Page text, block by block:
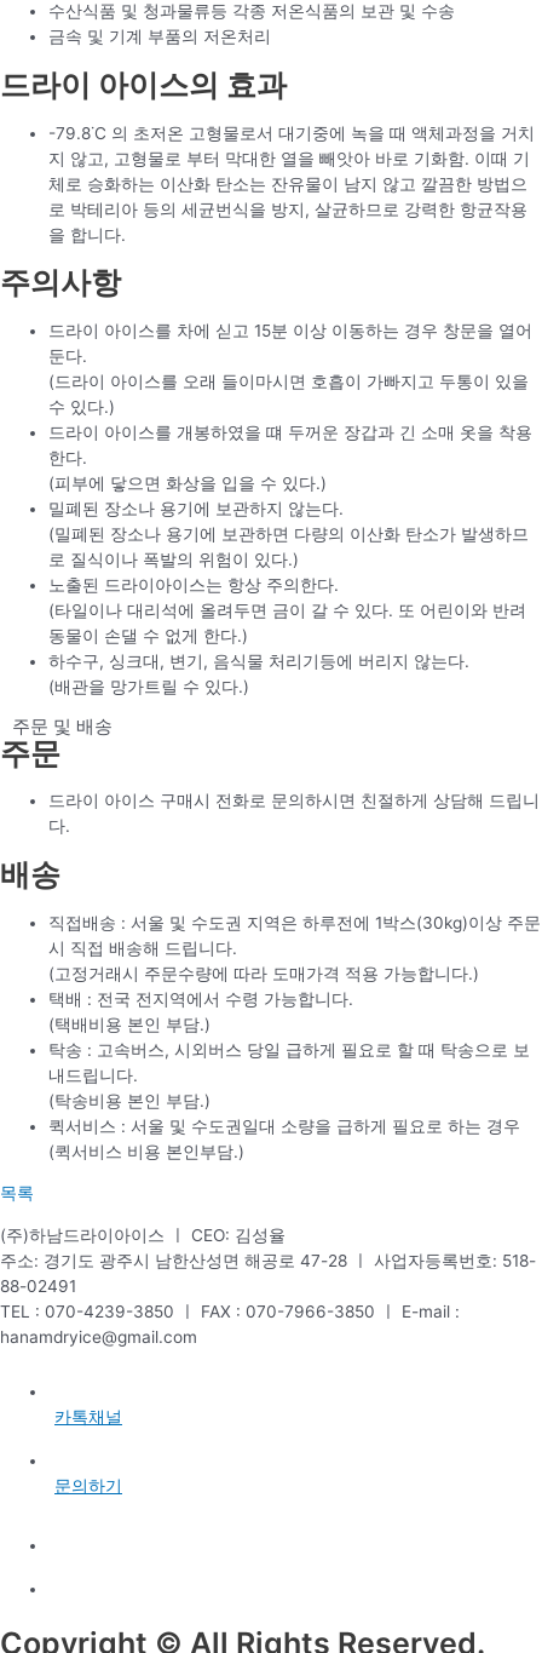
수산식품 및 청과물류등 각종 저온식품의 보관 및 수송
금속 및 기계 부품의 저온처리
드라이 아이스의 효과
-79.8˙C 의 초저온 고형물로서 대기중에 녹을 때 액체과정을 거치
지 않고, 고형물로 부터 막대한 열을 빼앗아 바로 기화함. 이때 기
체로 승화하는 이산화 탄소는 잔유물이 남지 않고 깔끔한 방법으
로 박테리아 등의 세균번식을 방지, 살균하므로 강력한 항균작용
을 합니다.
주의사항
드라이 아이스를 차에 싣고 15분 이상 이동하는 경우 창문을 열어
둔다.
(드라이 아이스를 오래 들이마시면 호흡이 가빠지고 두통이 있을
수 있다.)
드라이 아이스를 개봉하였을 떄 두꺼운 장갑과 긴 소매 옷을 착용
한다.
(피부에 닿으면 화상을 입을 수 있다.)
밀폐된 장소나 용기에 보관하지 않는다.
(밀폐된 장소나 용기에 보관하면 다량의 이산화 탄소가 발생하므
로 질식이나 폭발의 위험이 있다.)
노출된 드라이아이스는 항상 주의한다.
(타일이나 대리석에 올려두면 금이 갈 수 있다. 또 어린이와 반려
동물이 손댈 수 없게 한다.)
하수구, 싱크대, 변기, 음식물 처리기등에 버리지 않는다.
(배관을 망가트릴 수 있다.)
주문 및 배송
주문
드라이 아이스 구매시 전화로 문의하시면 친절하게 상담해 드립니
다.
배송
직접배송 : 서울 및 수도권 지역은 하루전에 1박스(30kg)이상 주문
시 직접 배송해 드립니다.
(고정거래시 주문수량에 따라 도매가격 적용 가능합니다.)
택배 : 전국 전지역에서 수령 가능합니다.
(택배비용 본인 부담.)
탁송 : 고속버스, 시외버스 당일 급하게 필요로 할 때 탁송으로 보
내드립니다.
(탁송비용 본인 부담.)
퀵서비스 : 서울 및 수도권일대 소량을 급하게 필요로 하는 경우
(퀵서비스 비용 본인부담.)
목록
(주)하남드라이아이스 ㅣ CEO: 김성율
주소: 경기도 광주시 남한산성면 해공로 47-28 ㅣ 사업자등록번호: 518-
88-02491
TEL : 070-4239-3850 ㅣ FAX : 070-7966-3850 ㅣ E-mail :
hanamdryice@gmail.com
카톡채널
문의하기
Copyright © All Rights Reserved.